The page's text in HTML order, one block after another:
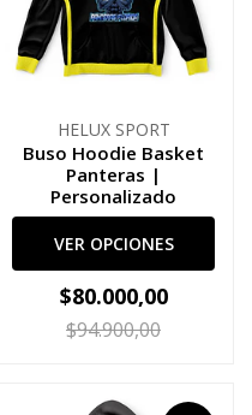
HELUX SPORT
Buso Hoodie Basket
Panteras |
Personalizado
VER OPCIONES
$80.000,00
$94.900,00